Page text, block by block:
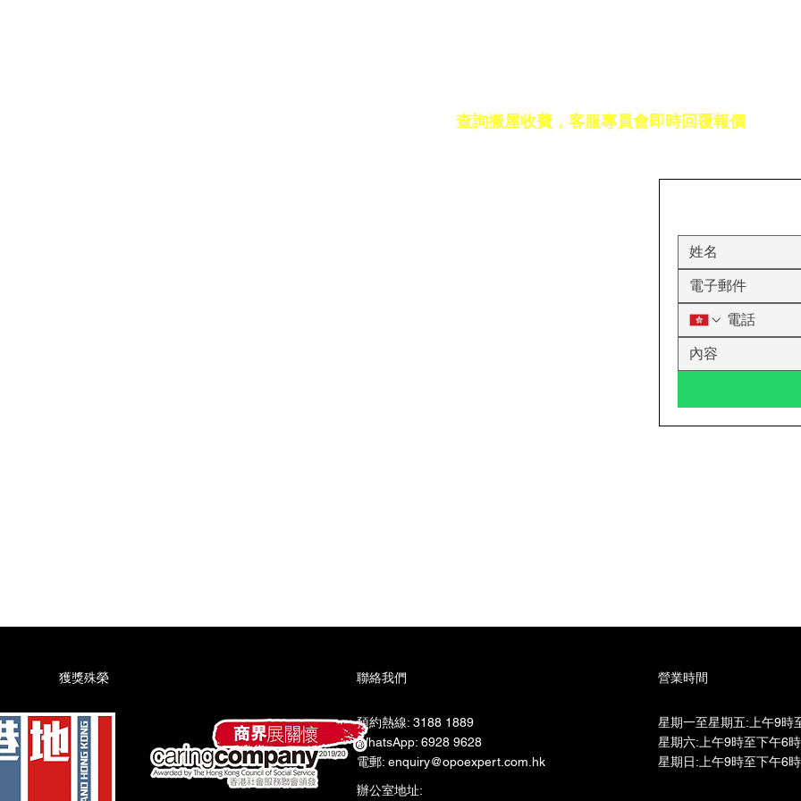
查詢搬屋收費，客服專員會即時回覆報價
​獲獎殊榮 聯絡我們
預約熱線: 3188 1889
WhatsApp: 6928 9628
電郵: enquiry@opoexpert.com.hk
辦公室地址:
營業時間
星期一至星期五:上午9時
星期六:上午9時至下午6時​
星期日:上午9時至下午6時